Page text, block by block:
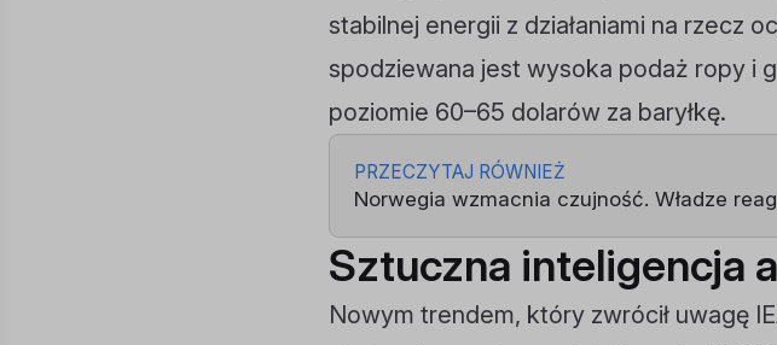
stabilnej energii z działaniami na rzecz
spodziewana jest wysoka podaż ropy i
poziomie 60–65 dolarów za baryłkę.
PRZECZYTAJ RÓWNIEŻ
Norwegia wzmacnia czujność. Władze
Sztuczna inteligencja
Nowym trendem, który zwrócił uwagę